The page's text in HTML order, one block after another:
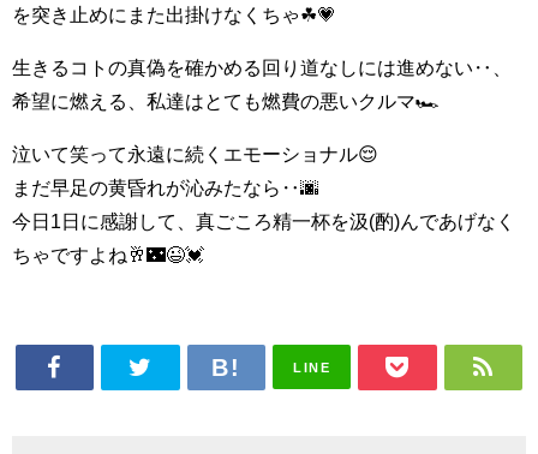
を突き止めにまた出掛けなくちゃ☘💗
生きるコトの真偽を確かめる回り道なしには進めない‥、
希望に燃える、私達はとても燃費の悪いクルマ🏎
泣いて笑って永遠に続くエモーショナル😌
まだ早足の黄昏れが沁みたなら‥🌆
今日1日に感謝して、真ごころ精一杯を汲(酌)んであげなく
ちゃですよね🥂🌃😉💓
LINE